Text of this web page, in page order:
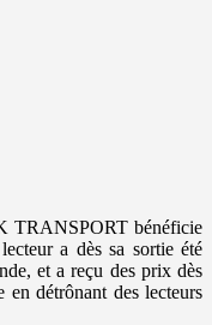
TRANSPORT bénéficie
a dès sa sortie été
et a reçu des prix dès
détrônant des lecteurs